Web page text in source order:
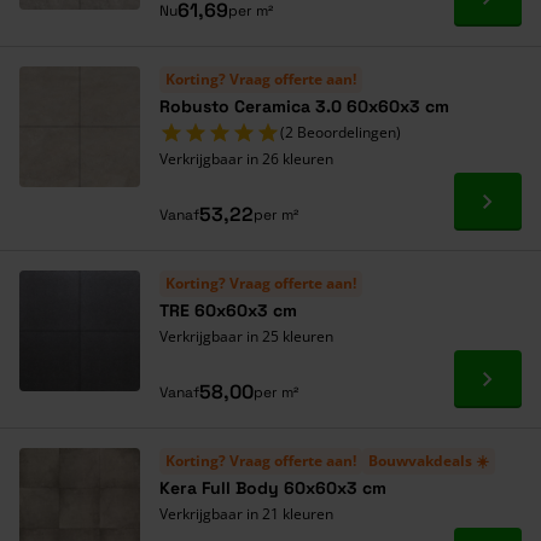
Nu61,69per m² Ga
Korting? Vraag offerte aan!
Robusto Ceramica 3.0 60x60x3 cm
(2 Beoordelingen)
Verkrijgbaar in 26 kleuren
Vanaf53,22per m² Ga
Korting? Vraag offerte aan!
TRE 60x60x3 cm
Verkrijgbaar in 25 kleuren
Vanaf58,00per m² Ga
Korting? Vraag offerte aan! Bouwvakdeals ☀️
Kera Full Body 60x60x3 cm
Verkrijgbaar in 21 kleuren